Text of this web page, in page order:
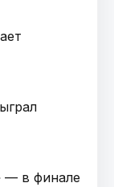
— в финале